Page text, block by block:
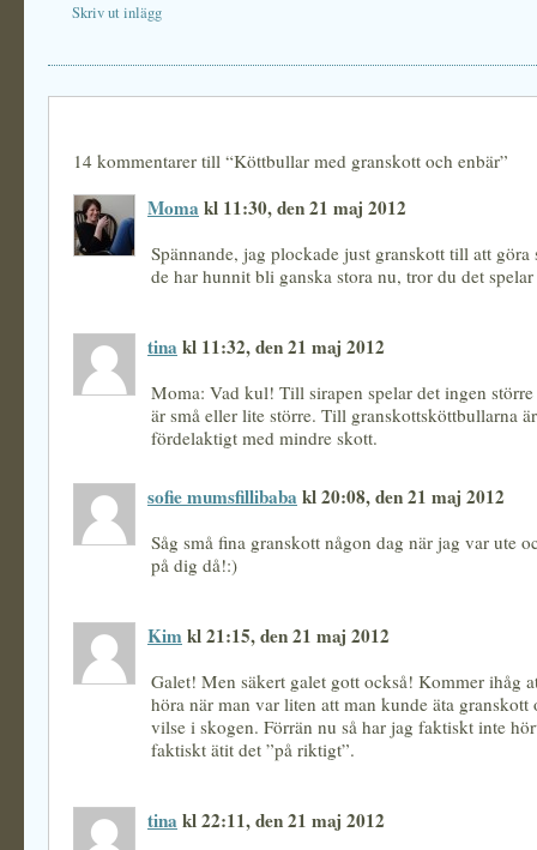
Skriv ut inlägg
14 kommentarer till “Köttbullar med granskott och enbär”
Moma kl 11:30, den 21 maj 2012
Spännande, jag plockade just granskott till att göra
de har hunnit bli ganska stora nu, tror du det
tina kl 11:32, den 21 maj 2012
Moma: Vad kul! Till sirapen spelar det ingen
är små eller lite större. Till granskottsköttbullarna
fördelaktigt med mindre skott.
sofie mumsfillibaba kl 20:08, den 21 maj 2012
Såg små fina granskott någon dag när jag var ute
på dig då!:)
Kimkl 21:15, den 21 maj 2012
Galet! Men säkert galet gott också! Kommer ihåg
höra när man var liten att man kunde äta granskott
vilse i skogen. Förrän nu så har jag faktiskt inte
faktiskt ätit det ”på riktigt”.
tina kl 22:11, den 21 maj 2012